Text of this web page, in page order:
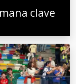
clave